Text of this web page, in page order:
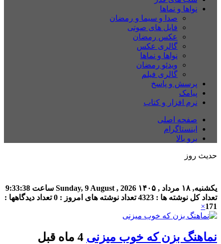
نواها و نماها
صدا و سیما و رمضان
فایل های صوتی
عکس رمضان
گالری عکس
نواها و نماها
ویدئو رمضان
گالری فیلم
پرسش و پاسخ
پیامک
نرم افزار و کتاب
صفحه اصلی
اینستاگرام
برو بالا
حدیث روز
یکشنبه, ۱۸ مرداد , ۱۴۰۵ Sunday, 9 August , 2026 ساعت 9:33:38
تعداد کل نوشته ها : 4323
تعداد نوشته های امروز : 0
تعداد دیدگاهها :
171
×
نماهنگ بزن که خوب میزنی 4 ماه قبل